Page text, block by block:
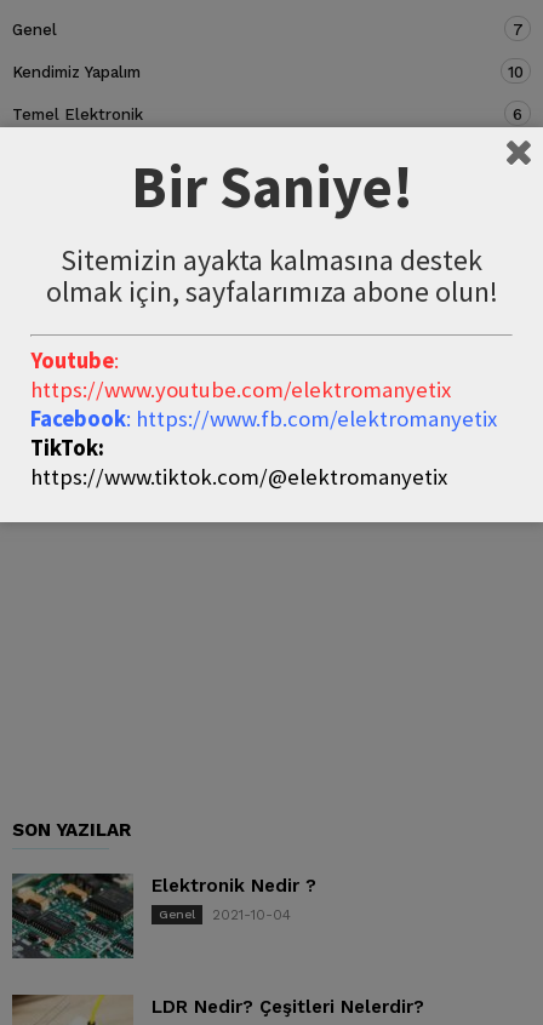
Genel 7
Kendimiz Yapalım 10
Temel Elektronik 6
5
SON YAZILAR
Elektronik Nedir ?
Genel 2021-10-04
LDR Nedir? Çeşitleri Nelerdir?
Bir Saniye!
Sitemizin ayakta kalmasına destek
olmak için, sayfalarımıza abone olun!
Youtube:
https://www.youtube.com/elektromanyetix
Facebook: https://www.fb.com/elektromanyetix
TikTok:
https://www.tiktok.com/@elektromanyetix